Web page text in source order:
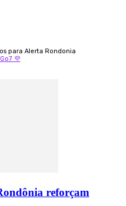
para Alerta Rondonia
💜
reforçam